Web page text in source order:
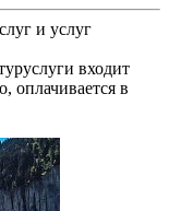
и услуг
входит
оплачивается в